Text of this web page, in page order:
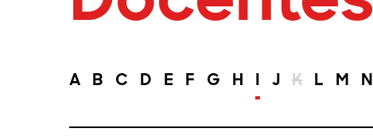
A B C D E F G H I J K L M N